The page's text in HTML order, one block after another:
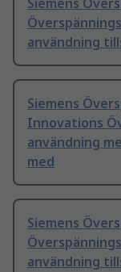
Siemens
användning
Siemens
Innovations
användning
med
Siemens
användning